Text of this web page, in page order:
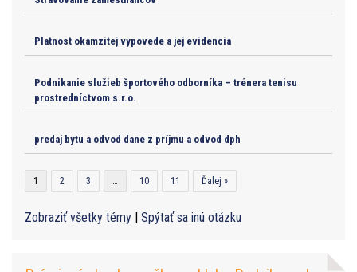
Platnost okamzitej vypovede a jej evidencia
Podnikanie služieb športového odborníka – trénera tenisu
prostredníctvom s.r.o.
predaj bytu a odvod dane z príjmu a odvod dph
1 2 3 … 10 11 Ďalej »
Zobraziť všetky témy Spýtať sa inú otázku